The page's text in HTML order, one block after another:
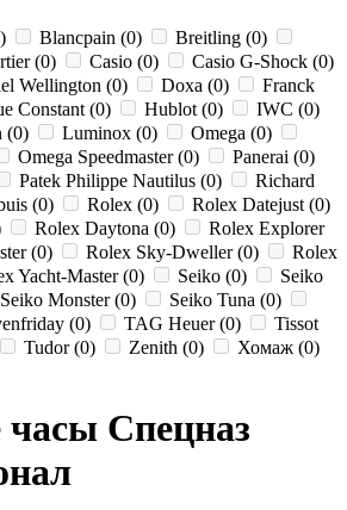
Blancpain (0)
Breitling (0)
(0) Casio (0)
Casio G-Shock (0)
Wellington (0) Doxa (0)
Franck
Constant (0) Hublot (0)
IWC (0)
(0)
Luminox (0)
Omega (0)
Omega Speedmaster (0)
Panerai (0)
Patek Philippe Nautilus (0)
Richard
(0) Rolex (0)
Rolex Datejust (0)
Rolex Daytona (0)
Rolex Explorer
(0) Rolex Sky-Dweller (0)
Rolex
Yacht-Master (0) Seiko (0)
Seiko
Seiko Monster (0)
Seiko Tuna (0)
(0) TAG Heuer (0)
Tissot
Tudor (0) Zenith (0) Хомаж (0)
Спецназ